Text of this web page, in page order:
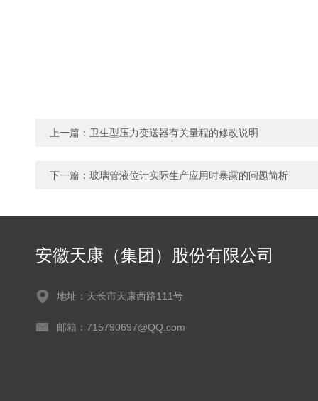
上一篇： 卫生型压力变送器有关量程的修改说明
下一篇： 玻璃管液位计实际生产应用时暴露的问题简析
安徽天康（集团）股份有限公司
地址：天长市天康西路111号
邮箱：715790697@QQ.com